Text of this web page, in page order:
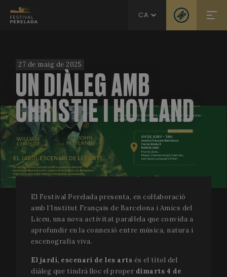
CA
27 de maig de 2025
UN DIÀLEG AMB
CHRISTIE I HOYLAND
El Festival Perelada presenta, en col·laboració
amb l’Institut Français de Barcelona i Amics del
Liceu, una nova activitat paral·lela que convida a
aprofundir en la connexió entre música, natura i
escenografia viva.
El jardí, escenari de les arts és el títol del
diàleg que tindrà lloc el proper dimarts 4 de